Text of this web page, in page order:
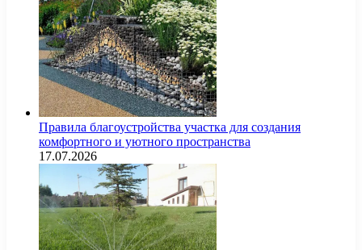
Правила благоустройства участка для создания
комфортного и уютного пространства
17.07.2026